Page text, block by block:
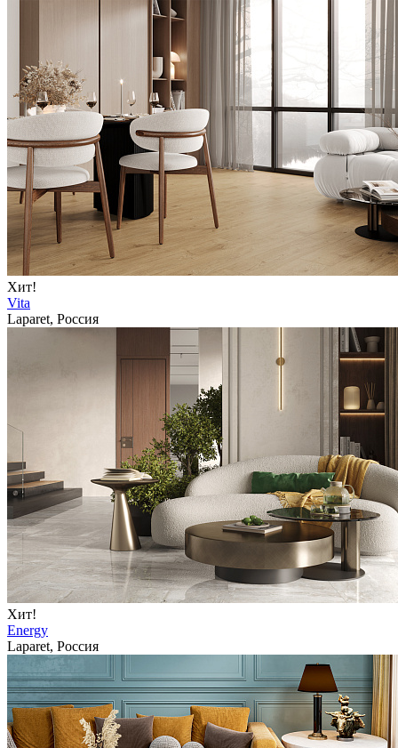
Хит!
Vita
Laparet, Россия
Хит!
Energy
Laparet, Россия